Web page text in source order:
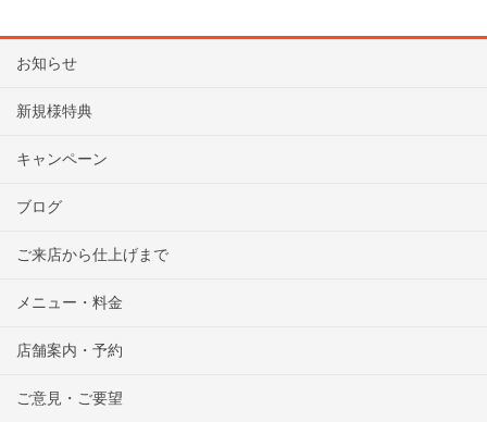
お知らせ
新規様特典
キャンペーン
ブログ
ご来店から仕上げまで
メニュー・料金
店舗案内・予約
ご意見・ご要望